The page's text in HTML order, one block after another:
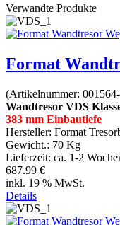
Verwandte Produkte
Format
(Artikelnummer:
Wandtresor VDS
383 mm Einbautiefe
Hersteller: Format
Gewicht.: 70 Kg
Lieferzeit: ca. 1-2
687.99 €
inkl. 19 % MwSt.
Details